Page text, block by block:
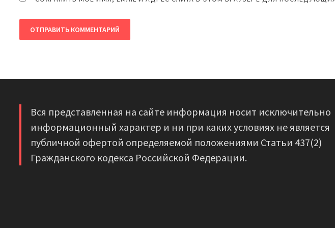
Вся представленная на сайте информация носит исключительно
информационный характер и ни при каких условиях не является
публичной офертой определяемой положениями Статьи 437(2)
Гражданского кодекса Российской Федерации.